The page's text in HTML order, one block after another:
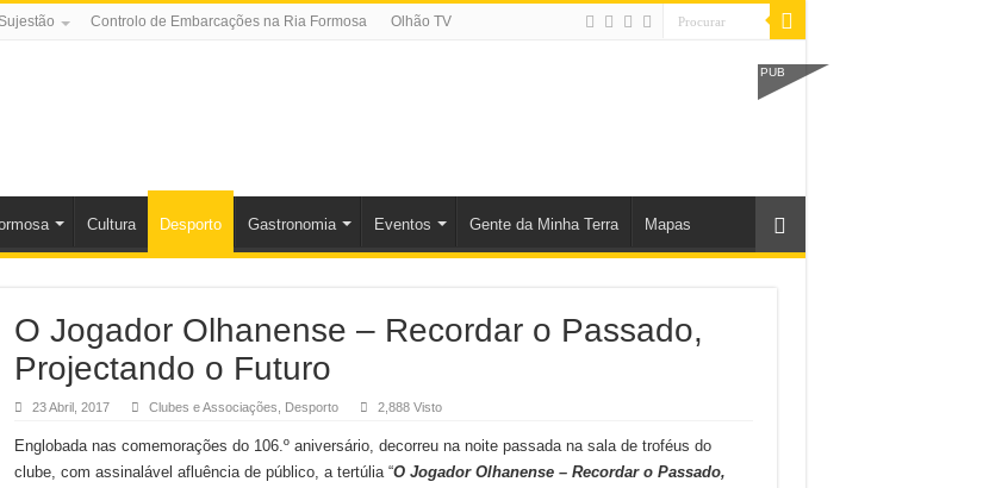
Sujestão Controlo de Embarcações na Ria Formosa Olhão TV
PUB
Cultura Desporto Gastronomia Eventos Gente da Minha Terra Mapas
O Jogador Olhanense – Recordar o Passado,
Projectando o Futuro
23 Abril, 2017 Clubes e Associações Desporto 2,888 Visto
Englobada nas comemorações do 106.º aniversário, decorreu na noite passada na sala de troféus do
clube, com assinalável afluência de público, a tertúlia “O Jogador Olhanense – Recordar o Passado,